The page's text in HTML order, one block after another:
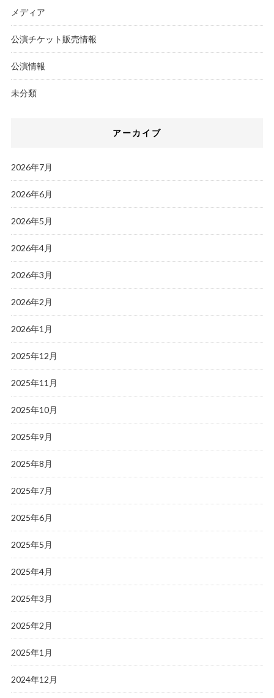
メディア
公演チケット販売情報
公演情報
未分類
アーカイブ
2026年7月
2026年6月
2026年5月
2026年4月
2026年3月
2026年2月
2026年1月
2025年12月
2025年11月
2025年10月
2025年9月
2025年8月
2025年7月
2025年6月
2025年5月
2025年4月
2025年3月
2025年2月
2025年1月
2024年12月